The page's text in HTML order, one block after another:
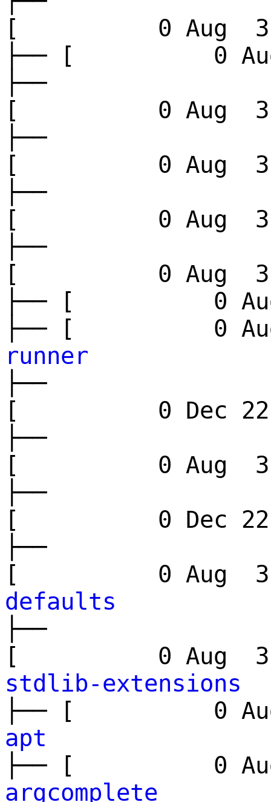
[ 0 Aug 3
├── [ 0
├──
[ 0 Aug 3
├──
[ 0 Aug 3
├──
[ 0 Aug 3
├──
[ 0 Aug 3
├── [ 0
├── [ 0
runner
├──
[ 0 Dec
├──
[ 0 Aug 3
├──
[ 0 Dec
├──
[ 0 Aug 3
defaults
├──
[ 0 Aug 3
stdlib-extensions
├── [ 0
apt
├── [ 0
argcomplete